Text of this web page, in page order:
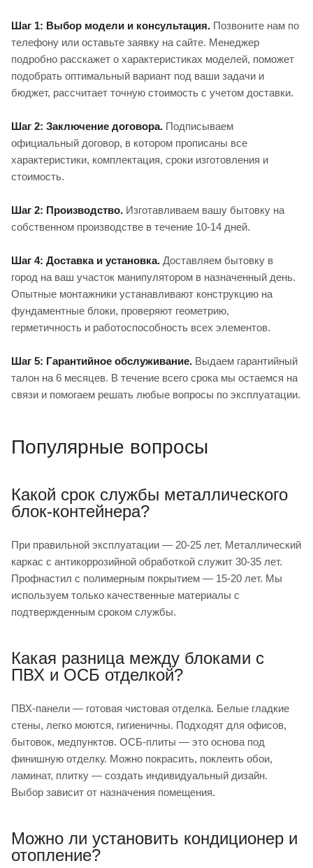
Шаг 1: Выбор модели и консультация. Позвоните нам по
телефону или оставьте заявку на сайте. Менеджер
подробно расскажет о характеристиках моделей, поможет
подобрать оптимальный вариант под ваши задачи и
бюджет, рассчитает точную стоимость с учетом доставки.
Шаг 2: Заключение договора. Подписываем
официальный договор, в котором прописаны все
характеристики, комплектация, сроки изготовления и
стоимость.
Шаг 2: Производство. Изготавливаем вашу бытовку на
собственном производстве в течение 10-14 дней.
Шаг 4: Доставка и установка. Доставляем бытовку в
город на ваш участок манипулятором в назначенный день.
Опытные монтажники устанавливают конструкцию на
фундаментные блоки, проверяют геометрию,
герметичность и работоспособность всех элементов.
Шаг 5: Гарантийное обслуживание. Выдаем гарантийный
талон на 6 месяцев. В течение всего срока мы остаемся на
связи и помогаем решать любые вопросы по эксплуатации.
Популярные вопросы
Какой срок службы металлического
блок-контейнера?
При правильной эксплуатации — 20-25 лет. Металлический
каркас с антикоррозийной обработкой служит 30-35 лет.
Профнастил с полимерным покрытием — 15-20 лет. Мы
используем только качественные материалы с
подтвержденным сроком службы.
Какая разница между блоками с
ПВХ и ОСБ отделкой?
ПВХ-панели — готовая чистовая отделка. Белые гладкие
стены, легко моются, гигиеничны. Подходят для офисов,
бытовок, медпунктов. ОСБ-плиты — это основа под
финишную отделку. Можно покрасить, поклеить обои,
ламинат, плитку — создать индивидуальный дизайн.
Выбор зависит от назначения помещения.
Можно ли установить кондиционер и
отопление?